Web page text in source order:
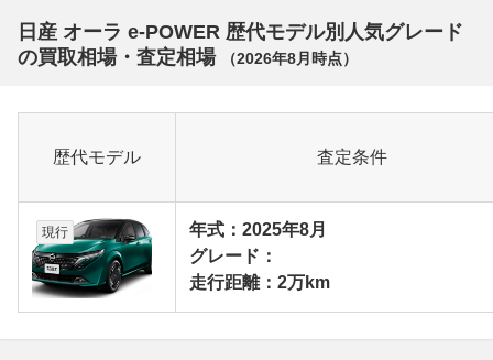
日産 オーラ e-POWER 歴代モデル別人気グレード
の買取相場・査定相場
（2026年8月 時点）
歴代モデル 査定条件
現行
年式：2025年8月
グレード：
走行距離：2万km